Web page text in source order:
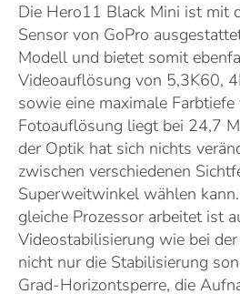
Die Hero11 Black Mini ist mit
Sensor von GoPro
Modell und bietet somit
Videoauflösung von 5,3K60,
sowie eine maximale
Fotoauflösung liegt bei 24,7
der Optik hat sich nichts
zwischen verschiedenen
Superweitwinkel wählen
gleiche Prozessor arbeitet ist
Videostabilisierung wie bei
nicht nur die Stabilisierung
Grad-Horizontsperre, die